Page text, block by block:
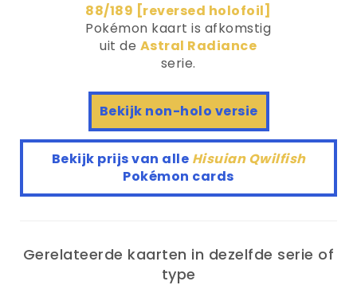
88/189 [reversed holofoil]
Pokémon kaart is afkomstig
uit de Astral Radiance
serie.
Bekijk non-holo versie
Bekijk prijs van alle Hisuian Qwilfish
Pokémon cards
Gerelateerde kaarten in dezelfde serie of
type